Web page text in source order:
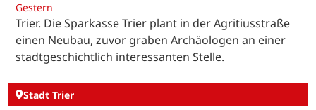
Gestern
Trier. Die Sparkasse Trier plant in der Agritiusstraße
einen Neubau, zuvor graben Archäologen an einer
stadtgeschichtlich interessanten Stelle.
Stadt Trier